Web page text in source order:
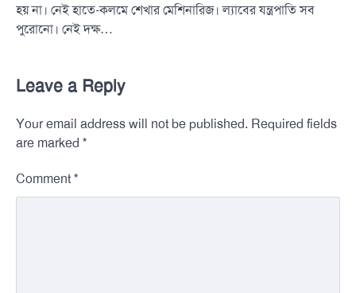
হয় না। নেই হাতে-কলমে শেখার মেশিনারিজ। ল্যাবের যন্ত্রপাতি সব
পুরোনো। নেই দক্ষ…
Leave a Reply
Your email address will not be published. Required fields
are marked *
Comment *